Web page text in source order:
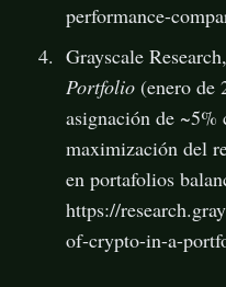
performance-
Grayscale Research,
Portfolio(enero de
asignación de ~5%
maximización del
en portafolios
https://
of-crypto-in-a-